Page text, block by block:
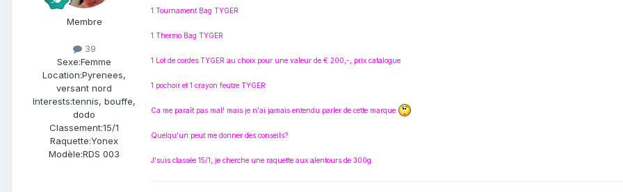
Membre
39
Sexe:Femme
Location:Pyrenees,
versant nord
Interests:tennis, bouffe,
dodo
Classement:15/1
Raquette:Yonex
Modèle:RDS 003
1 Tournament Bag TYGER
1 Thermo Bag TYGER
1 Lot de cordes TYGER au choix pour une valeur de € 200,-, prix catalogue
1 pochoir et 1 crayon feutre TYGER
Ca me paraît pas mal! mais je n'ai jamais entendu parler de cette marque
Quelqu'un peut me donner des conseils?
J'suis classée 15/1, je cherche une raquette aux alentours de 300g.